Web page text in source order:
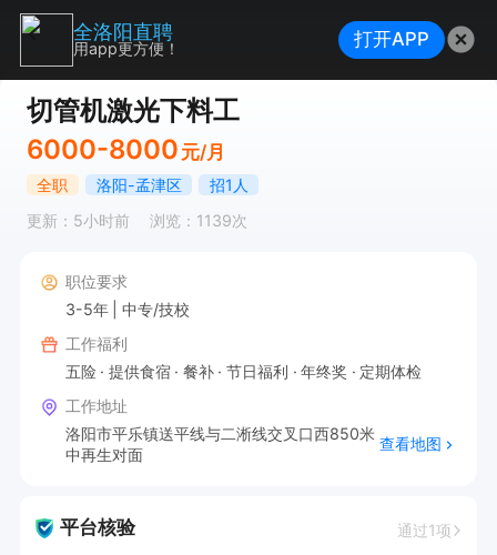
切管机激光下料工
6000-8000 元/月
全职 洛阳-孟津区
招1人
更新：5小时前
浏览：1139次
职位要求
3-5年
中专/技校
工作福利
五险
提供食宿 餐补 节日福利 年终奖
定期体检
工作地址
洛阳市平乐镇送平线与二淅线交叉口西850米
中再生对面
查看地图
平台核验 通过1项
全洛阳直聘
用app更方便！ 打开APP